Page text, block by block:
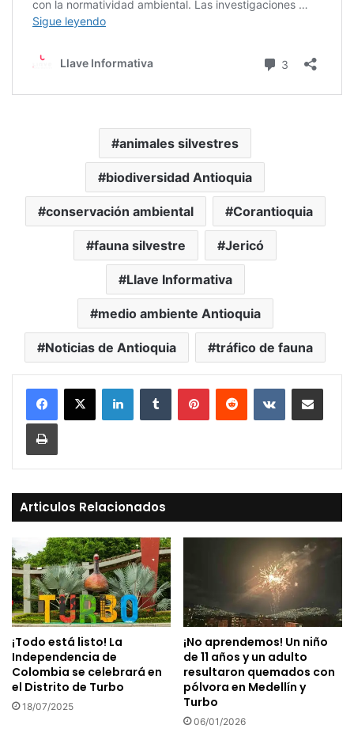
animales silvestres
biodiversidad Antioquia
conservación ambiental Corantioquia
fauna silvestre Jericó
Llave Informativa
medio ambiente Antioquia
Noticias de Antioquia tráfico de fauna
LinkedInTumblr PinterestReddit VKontakteCompartir vía Mail
Print
Articulos Relacionados
¡Todo está listo! La
Independencia de
Colombia se celebrará en
el Distrito de Turbo
18/07/2025
¡No aprendemos! Un niño
de 11 años y un adulto
resultaron quemados con
pólvora en Medellín y
Turbo
06/01/2026